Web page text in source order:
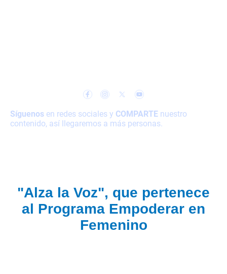
Síguenos en redes sociales y COMPARTE nuestro
contenido, así llegaremos a más personas.
"Alza la Voz", que pertenece
al Programa Empoderar en
Femenino